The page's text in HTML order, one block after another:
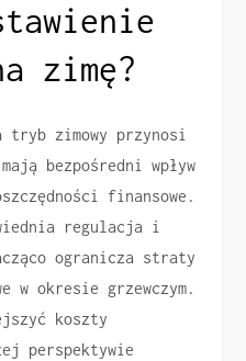
zimę?
tryb zimowy przynosi
bezpośredni wpływ
finansowe.
regulacja i
ogranicza straty
w okresie grzewczym.
koszty
perspektywie